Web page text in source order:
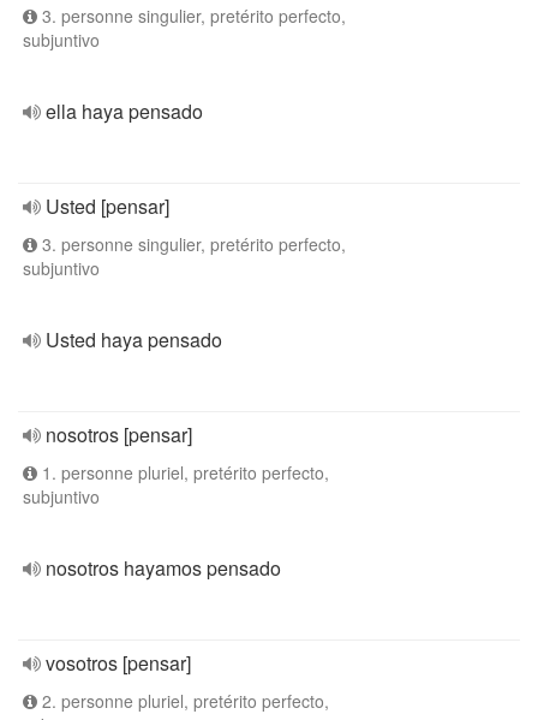
3. personne singulier, pretérito perfecto,
subjuntivo
ella haya pensado
Usted [pensar]
3. personne singulier, pretérito perfecto,
subjuntivo
Usted haya pensado
nosotros [pensar]
1. personne pluriel, pretérito perfecto,
subjuntivo
nosotros hayamos pensado
vosotros [pensar]
2. personne pluriel, pretérito perfecto,